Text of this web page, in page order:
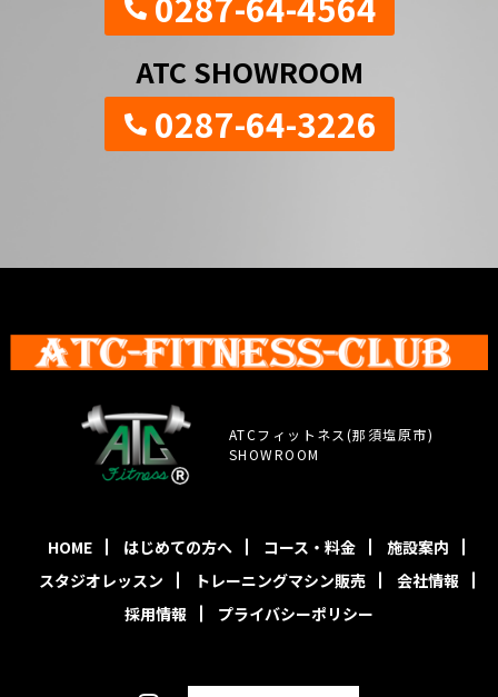
ATC SHOWROOM
0287-64-3226
ATCフィットネス(那須塩原市)
SHOWROOM
HOME はじめての方へ コース・料金
施設案内
スタジオレッスン
トレーニングマシン販売
会社情報
採用情報
プライバシーポリシー